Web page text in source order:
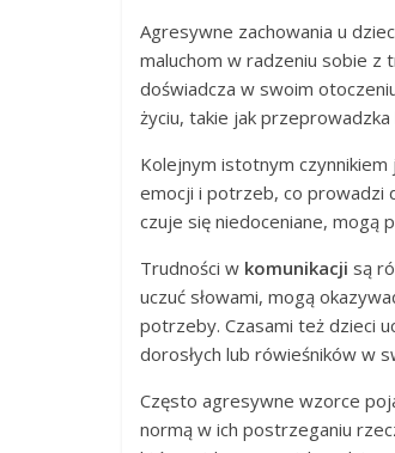
Agresywne zachowania u
maluchom w radzeniu sobie z
doświadcza w swoim
życiu, takie jak
Kolejnym istotnym
emocji i potrzeb, co prowadzi
czuje się niedoceniane, mogą
Trudności w komunikacji są
uczuć słowami, mogą
potrzeby. Czasami też dzieci
dorosłych lub rówieśników w
Często agresywne wzorce
normą w ich postrzeganiu